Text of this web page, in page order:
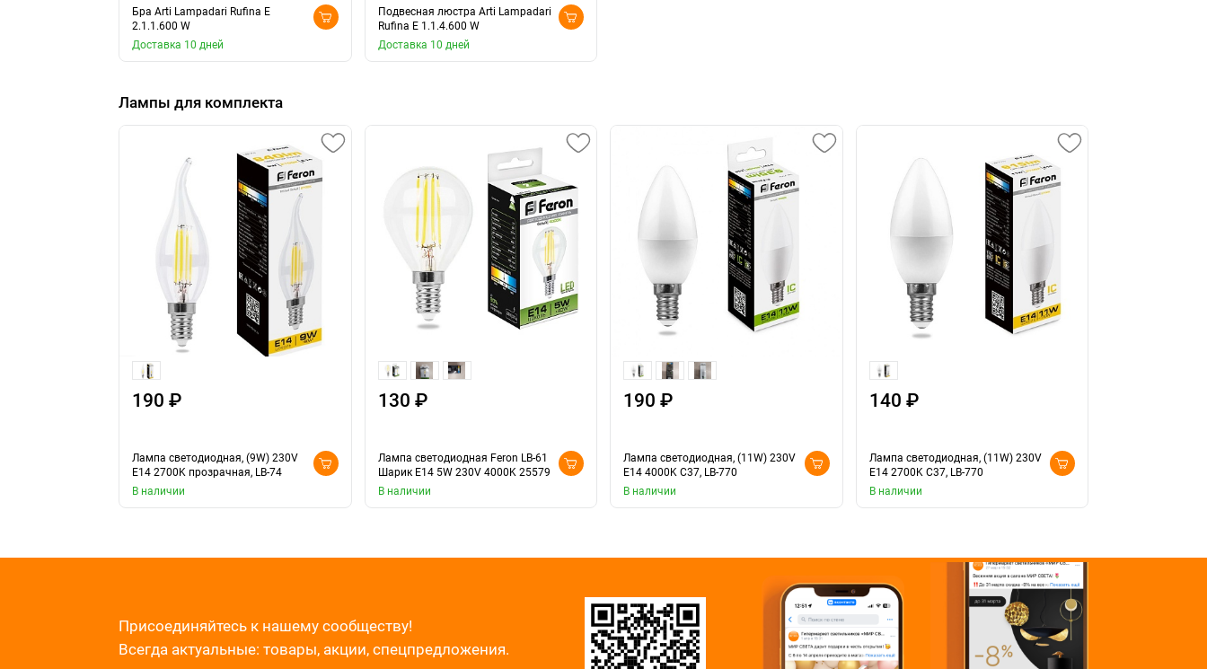
Бра Arti Lampadari Rufina E
2.1.1.600 W
Доставка 10 дней
Подвесная люстра Arti Lampadari
Rufina E 1.1.4.600 W
Доставка 10 дней
Лампы для комплекта
190 ₽
Лампа светодиодная, (9W) 230V
E14 2700K прозрачная, LB-74
В наличии
130 ₽
Лампа светодиодная Feron LB-61
Шарик E14 5W 230V 4000K 25579
В наличии
190 ₽
Лампа светодиодная, (11W) 230V
E14 4000K С37, LB-770
В наличии
140 ₽
Лампа светодиодная, (11W) 230V
E14 2700K С37, LB-770
В наличии
Присоединяйтесь к нашему сообществу!
Всегда актуальные: товары, акции, спецпредложения.